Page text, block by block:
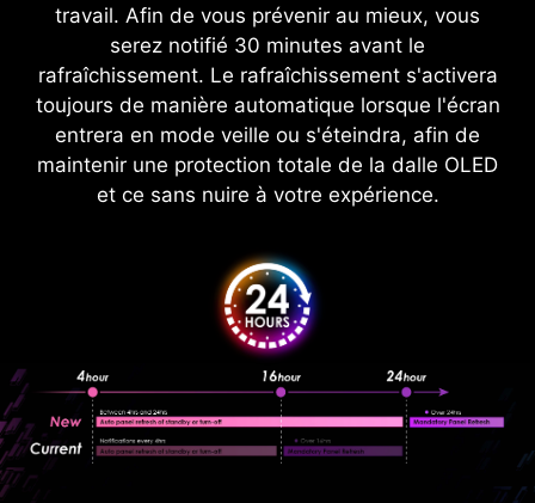
travail. Afin de vous prévenir au mieux, vous
serez notifié 30 minutes avant le
rafraîchissement. Le rafraîchissement s'activera
toujours de manière automatique lorsque l'écran
entrera en mode veille ou s'éteindra, afin de
maintenir une protection totale de la dalle OLED
et ce sans nuire à votre expérience.